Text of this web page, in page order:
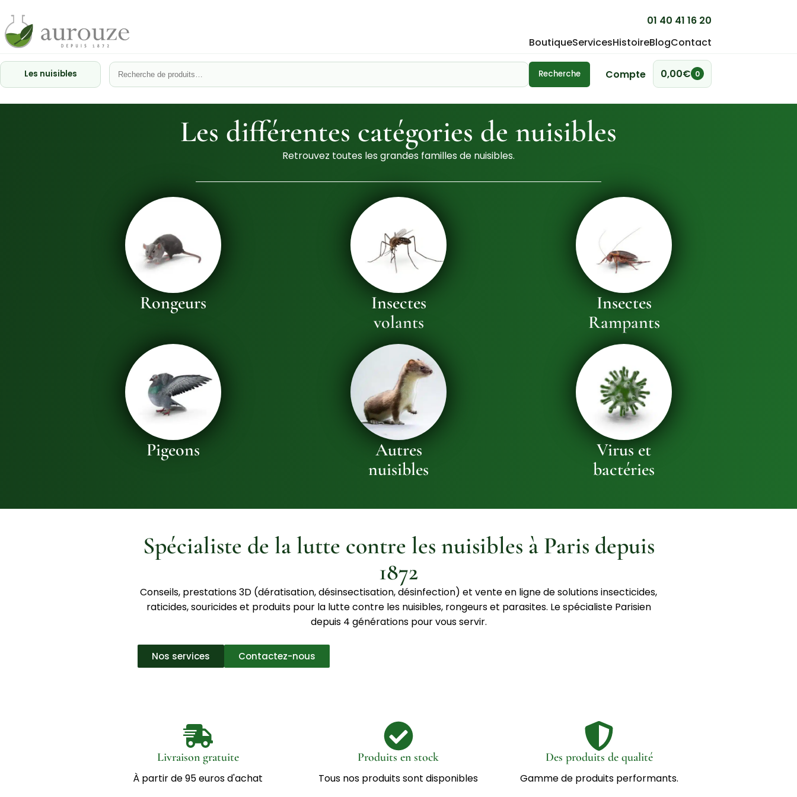
01 40 41 16 20
BoutiqueServicesHistoireBlogContact
Les nuisibles Recherche Compte 0,00€ 0
Les différentes catégories de nuisibles
Retrouvez toutes les grandes familles de nuisibles.
Rongeurs
Insectes
volants
Insectes
Rampants
Pigeons
Autres
nuisibles
Virus et
bactéries
Spécialiste de la lutte contre les nuisibles à Paris depuis
1872
Conseils, prestations 3D (dératisation, désinsectisation, désinfection) et vente en ligne de solutions insecticides,
raticides, souricides et produits pour la lutte contre les nuisibles, rongeurs et parasites. Le spécialiste Parisien
depuis 4 générations pour vous servir.
Nos services Contactez-nous
Livraison gratuite
À partir de 95 euros d'achat
Produits en stock
Tous nos produits sont disponibles
Des produits de qualité
Gamme de produits performants.